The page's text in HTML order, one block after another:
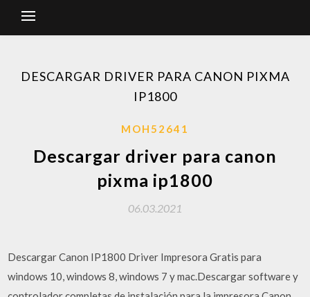
DESCARGAR DRIVER PARA CANON PIXMA
IP1800
MOH52641
Descargar driver para canon
pixma ip1800
06.03.2021
Descargar Canon IP1800 Driver Impresora Gratis para
windows 10, windows 8, windows 7 y mac.Descargar software y